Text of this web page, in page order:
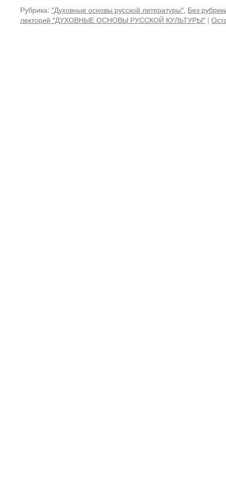
Рубрика: "Духовные основы русской литературы", Без
лекторий "ДУХОВНЫЕ ОСНОВЫ РУССКОЙ КУЛЬТУРЫ" |